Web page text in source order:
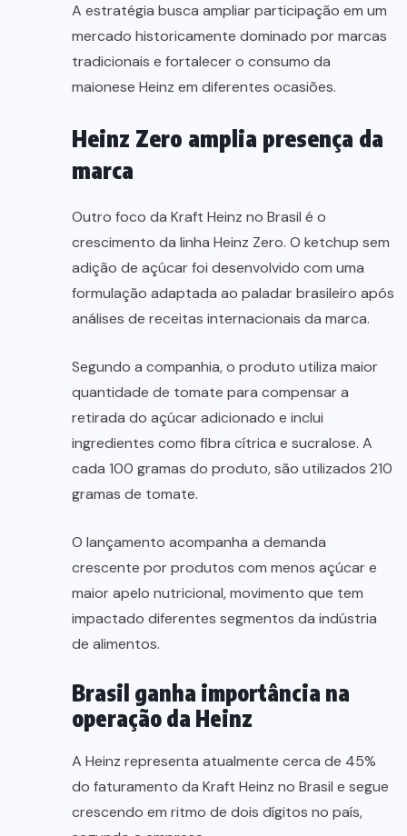
A estratégia busca ampliar participação em um
mercado historicamente dominado por marcas
tradicionais e fortalecer o consumo da
maionese Heinz em diferentes ocasiões.
Heinz Zero amplia presença da
marca
Outro foco da Kraft Heinz no Brasil é o
crescimento da linha Heinz Zero. O ketchup sem
adição de açúcar foi desenvolvido com uma
formulação adaptada ao paladar brasileiro após
análises de receitas internacionais da marca.
Segundo a companhia, o produto utiliza maior
quantidade de tomate para compensar a
retirada do açúcar adicionado e inclui
ingredientes como fibra cítrica e sucralose. A
cada 100 gramas do produto, são utilizados 210
gramas de tomate.
O lançamento acompanha a demanda
crescente por produtos com menos açúcar e
maior apelo nutricional, movimento que tem
impactado diferentes segmentos da indústria
de alimentos.
Brasil ganha importância na
operação da Heinz
A Heinz representa atualmente cerca de 45%
do faturamento da Kraft Heinz no Brasil e segue
crescendo em ritmo de dois dígitos no país,